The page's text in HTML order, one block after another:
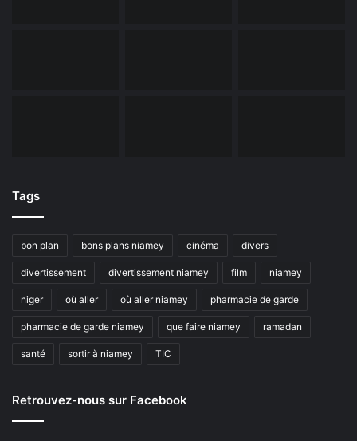
Tags
bon plan bons plans niamey cinéma divers
divertissement divertissement niamey film niamey
niger où aller où aller niamey pharmacie de garde
pharmacie de garde niamey que faire niamey ramadan
santé sortir à niamey TIC
Retrouvez-nous sur Facebook